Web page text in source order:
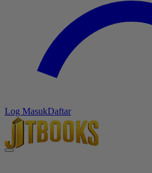
Log MasukDaftar